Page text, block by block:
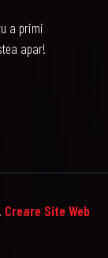
a primi
apar!
Creare Site Web